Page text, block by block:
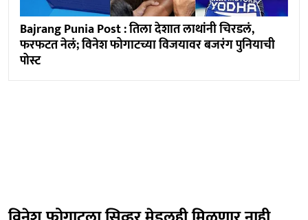
Bajrang Punia Post : तिला देशात लाथांनी चिरडलं,
फरफटत नेलं; विनेश फोगाटच्या विजयावर बजरंग पुनियाची
पोस्ट